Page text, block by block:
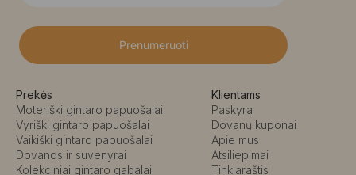
Prenumeruoti
Prekės
Moteriški gintaro papuošalai
Vyriški gintaro papuošalai
Vaikiški gintaro papuošalai
Dovanos ir suvenyrai
Kolekciniai gintaro gabalai
Klientams
Paskyra
Dovanų kuponai
Apie mus
Atsiliepimai
Tinklaraštis